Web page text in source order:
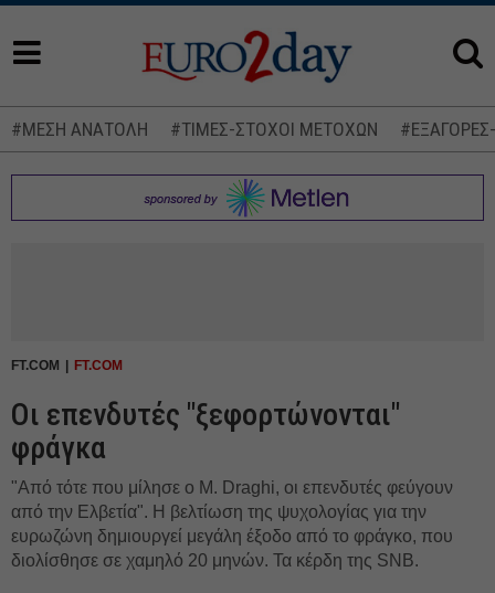
#ΜΕΣΗ ΑΝΑΤΟΛΗ #ΤΙΜΕΣ-ΣΤΟΧΟΙ ΜΕΤΟΧΩΝ
FT.COM FT.COM
Οι επενδυτές "ξεφορτώνονται"
φράγκα
"Από τότε που μίλησε ο M. Draghi, οι επενδυτές φεύγουν
από την Ελβετία". Η βελτίωση της ψυχολογίας για την
ευρωζώνη δημιουργεί μεγάλη έξοδο από το φράγκο, που
διολίσθησε σε χαμηλό 20 μηνών. Τα κέρδη της SNB.